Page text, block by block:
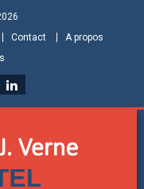
Contact
A propos